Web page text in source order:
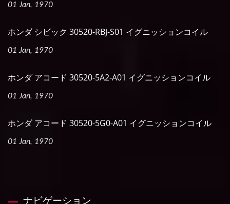
01 Jan, 1970
ホンダ シビック 30520-RBJ-S01 イグニッションコイル
01 Jan, 1970
ホンダ アコード 30520-5A2-A01 イグニッションコイル
01 Jan, 1970
ホンダ アコード 30520-5G0-A01 イグニッションコイル
01 Jan, 1970
ナビゲーション